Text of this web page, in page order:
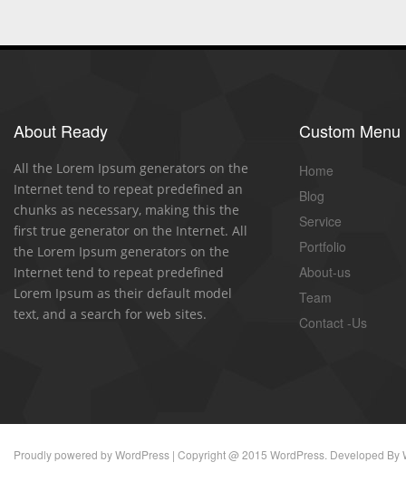
About Ready
All the Lorem Ipsum generators on the
Internet tend to repeat predefined an
chunks as necessary, making this the
first true generator on the Internet. All
the Lorem Ipsum generators on the
Internet tend to repeat predefined
Lorem Ipsum as their default model
text, and a search for web sites.
Custom Menu
Home
Blog
Service
Portfolio
About-us
Team
Contact -Us
Proudly powered byWordPress | Copyright @ 2015 WordPress. Developed By